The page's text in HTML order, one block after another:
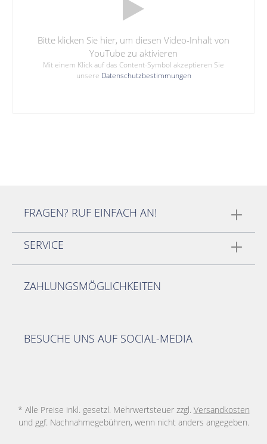
Bitte klicken Sie hier, um diesen Video-Inhalt von
YouTube zu aktivieren
Mit einem Klick auf das Content-Symbol akzeptieren Sie
unsere Datenschutzbestimmungen
FRAGEN? RUF EINFACH AN!
SERVICE
ZAHLUNGSMÖGLICHKEITEN
BESUCHE UNS AUF SOCIAL-MEDIA
* Alle Preise inkl. gesetzl. Mehrwertsteuer zzgl. Versandkosten
und ggf. Nachnahmegebühren, wenn nicht anders angegeben.